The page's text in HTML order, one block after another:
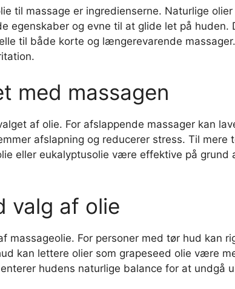
til massage er ingredienserne. Naturlige
egenskaber og evne til at glide let på
til både korte og længerevarende
med massagen
af olie. For afslappende massager kan
afslapning og reducerer stress. Til mere
eller eukalyptusolie være effektive på
valg af olie
For personer med tør hud kan
kan lettere olier som grapeseed olie være
hudens naturlige balance for at undgå